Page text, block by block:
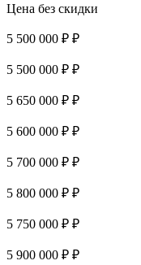
Цена без скидки
5 500 000 ₽ ₽
5 500 000 ₽ ₽
5 650 000 ₽ ₽
5 600 000 ₽ ₽
5 700 000 ₽ ₽
5 800 000 ₽ ₽
5 750 000 ₽ ₽
5 900 000 ₽ ₽